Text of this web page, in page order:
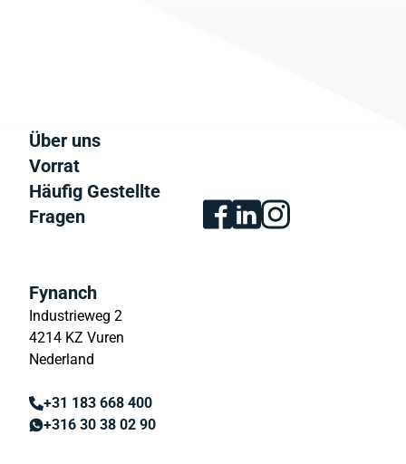
Über uns
Vorrat
Häufig Gestellte
Fragen
Fynanch
Industrieweg 2
4214 KZ Vuren
Nederland
+31 183 668 400
+316 30 38 02 90